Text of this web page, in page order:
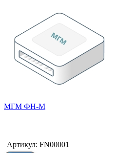
МГМ ФН-M
Артикул: FN00001